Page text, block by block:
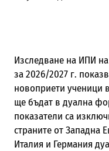
Изследване на ИПИ
за 2026/2027 г.
новоприети ученици
ще бъдат в дуална
показатели са
страните от Западна
Италия и Германия